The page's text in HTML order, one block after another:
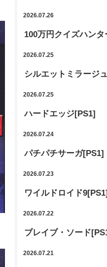
2026.07.26
100万円クイズハン
2026.07.25
シルエットミラージ
2026.07.25
ハードエッジ[PS1]
2026.07.24
パチパチサーガ[PS1]
2026.07.23
ワイルドロイド
2026.07.22
ブレイブ・ソード
2026.07.21